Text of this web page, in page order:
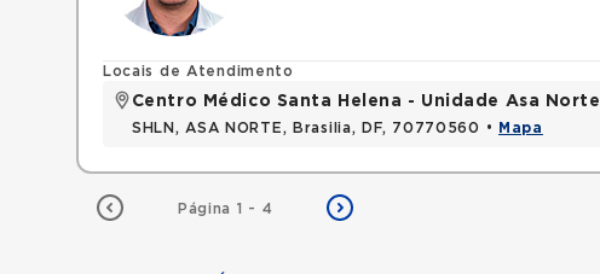
Locais de Atendimento
Centro Médico Santa Helena - Unidade Asa Norte
SHLN, ASA NORTE, Brasilia, DF, 70770560 • Mapa
Página 1 - 4